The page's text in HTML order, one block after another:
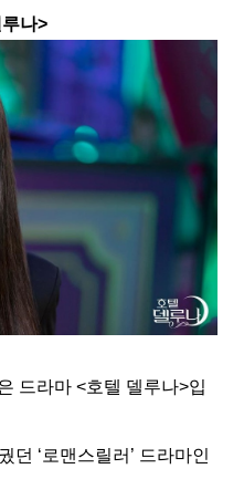
나>
드라마 <호텔 델루나>입
던 ‘로맨스릴러’ 드라마인